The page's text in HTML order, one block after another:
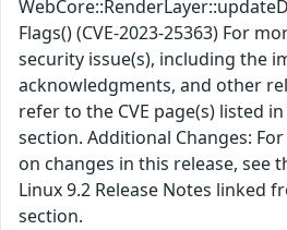
Flags() (CVE-2023-25363) For
security issue(s), including the
acknowledgments, and other
refer to the CVE page(s) listed
section. Additional Changes:
on changes in this release, see
Linux 9.2 Release Notes linked
section.